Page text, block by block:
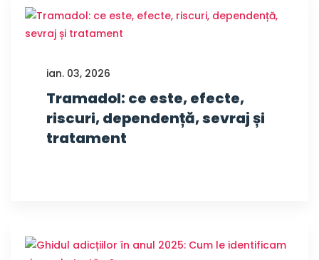
ian. 03, 2026
Tramadol: ce este, efecte,
riscuri, dependență, sevraj și
tratament